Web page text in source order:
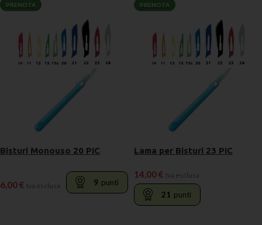
PRENOTA
Bisturi Monouso 20 PIC
6,00€ Iva esclusa 9 punti
PRENOTA
Lama per Bisturi 23 PIC
14,00€ Iva esclusa
21 punti